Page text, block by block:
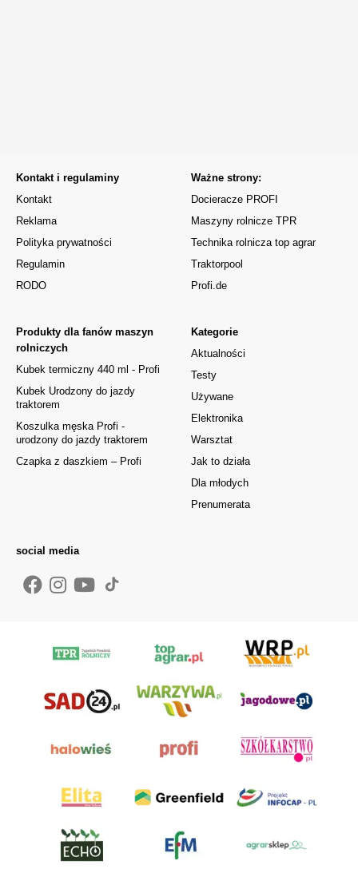
Kontakt i regulaminy
Kontakt
Reklama
Polityka prywatności
Regulamin
RODO
Kategorie
Aktualności
Testy
Używane
Elektronika
Warsztat
Jak to działa
Dla młodych
Prenumerata
Produkty dla fanów maszyn
rolniczych
Kubek termiczny 440 ml - Profi
Kubek Urodzony do jazdy
traktorem
Koszulka męska Profi -
urodzony do jazdy traktorem
Czapka z daszkiem – Profi
Ważne strony:
Docieracze PROFI
Maszyny rolnicze TPR
Technika rolnicza top agrar
Traktorpool
Profi.de
social media